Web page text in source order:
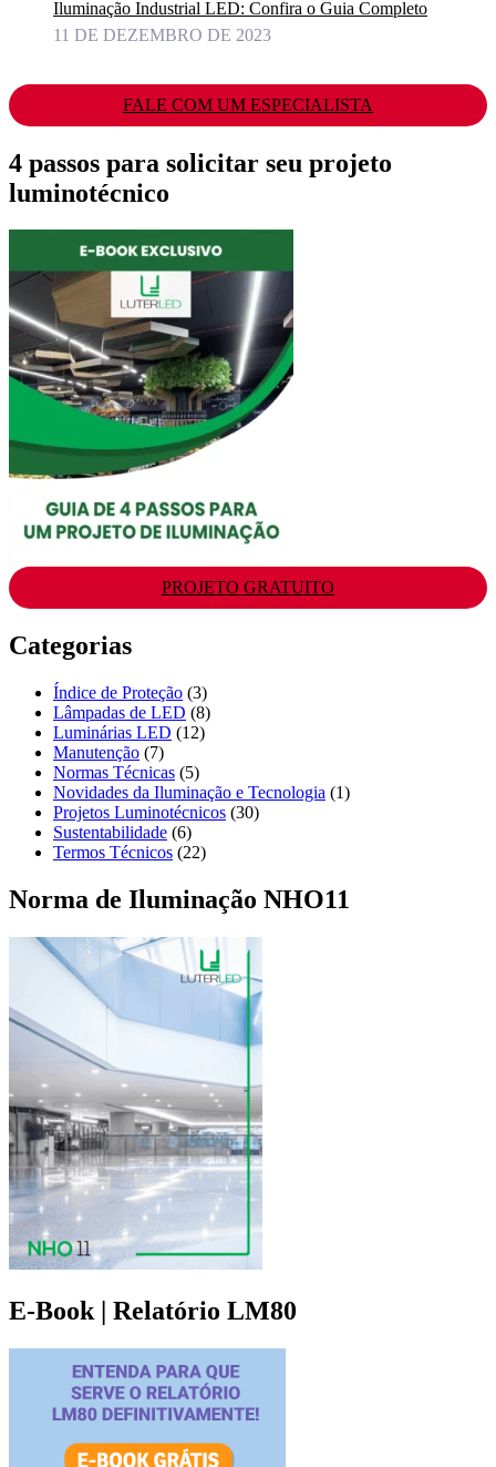
Iluminação Industrial LED: Confira o Guia Completo
11 DE DEZEMBRO DE 2023
FALE COM UM ESPECIALISTA
4 passos para solicitar seu projeto
luminotécnico
PROJETO GRATUITO
Categorias
Índice de Proteção (3)
Lâmpadas de LED (8)
Luminárias LED (12)
Manutenção (7)
Normas Técnicas (5)
Novidades da Iluminação e Tecnologia (1)
Projetos Luminotécnicos (30)
Sustentabilidade (6)
Termos Técnicos (22)
Norma de Iluminação NHO11
E-Book | Relatório LM80